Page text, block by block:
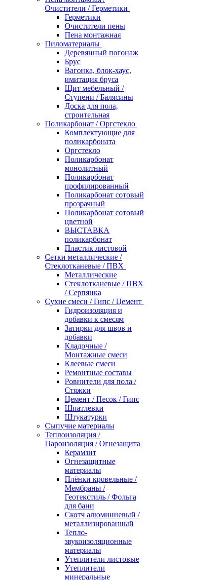
Очистители / Герметики
Герметики
Очистители пены
Пена монтажная
Пиломатериалы
Деревянный погонаж
Брус
Вагонка, блок-хаус,
имитация бруса
Щит мебельный /
Ступени / Балясины
Доска для пола,
строительная
Поликарбонат / Оргстекло
Комплектующие для
поликарбоната
Оргстекло
Поликарбонат
монолитный
Поликарбонат
профилированный
Поликарбонат сотовый
прозрачный
Поликарбонат сотовый
цветной
ВЫСТАВКА
поликарбонат
Пластик листовой
Сетки металлические /
Стеклотканевые / ПВХ
Металлические
Стеклотканевые / ПВХ
/ Серпянка
Сухие смеси / Гипс / Цемент
Гидроизоляция и
добавки к смесям
Затирки для швов и
добавки
Кладочные /
Монтажные смеси
Клеевые смеси
Ремонтные составы
Ровнители для пола /
Стяжки
Цемент / Песок / Гипс
Шпатлевки
Штукатурки
Сыпучие материалы
Теплоизоляция /
Пароизоляция / Огнезащита
Керамзит
Огнезащитные
материалы
Плёнки кровельные /
Мембраны /
Геотекстиль / Фольга
для бани
Скотч алюминиевый /
металлизированный
Тепло-
звукоизоляционные
материалы
Утеплители листовые
Утеплители
минеральные